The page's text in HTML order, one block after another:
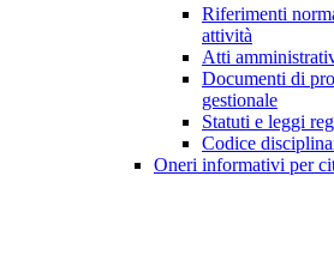
Riferimenti
attività
Atti
Documenti di
gestionale
Statuti e leggi
Codice
Oneri informativi per